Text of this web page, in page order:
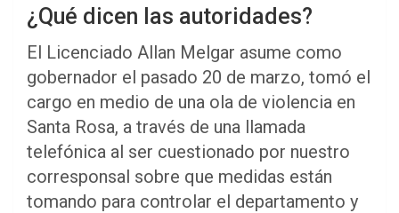
¿Qué dicen las autoridades?
El Licenciado Allan Melgar asume como
gobernador el pasado 20 de marzo, tomó el
cargo en medio de una ola de violencia en
Santa Rosa, a través de una llamada
telefónica al ser cuestionado por nuestro
corresponsal sobre que medidas están
tomando para controlar el departamento y